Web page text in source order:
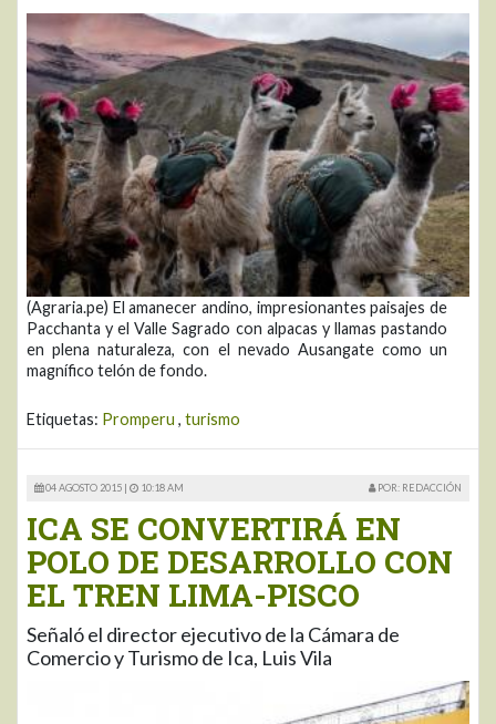
(Agraria.pe) El amanecer andino, impresionantes paisajes de
Pacchanta y el Valle Sagrado con alpacas y llamas pastando
en plena naturaleza, con el nevado Ausangate como un
magnífico telón de fondo.
Etiquetas: Promperu , turismo
04 AGOSTO 2015 | 10:18 AM POR: REDACCIÓN
ICA SE CONVERTIRÁ EN
POLO DE DESARROLLO CON
EL TREN LIMA-PISCO
Señaló el director ejecutivo de la Cámara de
Comercio y Turismo de Ica, Luis Vila